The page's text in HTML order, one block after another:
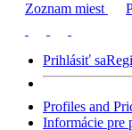
Zoznam miest
Prihlásiť sa
Profiles and
Informácie pre